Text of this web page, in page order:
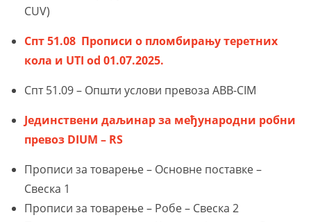
CUV)
Спт 51.08 Прописи о пломбирању теретних
кола и UTI od 01.07.2025.
Спт 51.09 – Општи услови превоза ABB-CIM
Јединствени даљинар за међународни робни
превоз DIUM – RS
Прописи за товарење – Основне поставке –
Свеска 1
Прописи за товарење – Робе – Свеска 2